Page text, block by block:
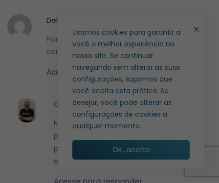
Delma
Parabéns!! Muito bom o material, rico em
conhecimento….
Acesse para responder
Caio Silva 14 de janeiro de 2019 at 09:10
Muito obrigado! Não perca nossos
próximos materiais e sinta-se à vontade
para conhecer os outros textos que já
encontram-se em nosso blog.
Usamos cookies para garantir a
você a melhor experiência no
nosso site. Se continuar
navegando sem alterar as suas
configurações, supomos que
você aceita esta prática. Se
desejar, você pode alterar as
configurações de cookies a
qualquer momento.
OK, aceito